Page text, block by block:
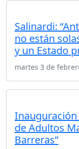
Salinardi:
no están
y un Estado
martes 3 de
Inauguración
de Adultos
Barreras”